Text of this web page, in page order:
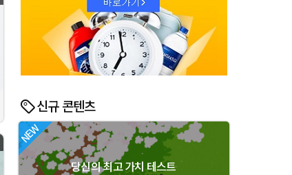
신규 콘텐츠
당신의 최고 가치 테스트